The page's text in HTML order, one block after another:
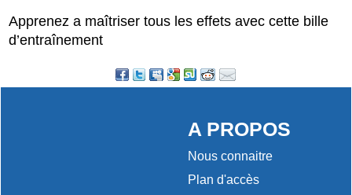
Apprenez a maîtriser tous les effets avec cette bille
d’entraînement
A PROPOS
Nous connaitre
Plan d'accès